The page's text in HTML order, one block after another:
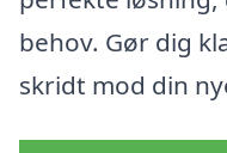
behov. Gør dig
skridt mod din